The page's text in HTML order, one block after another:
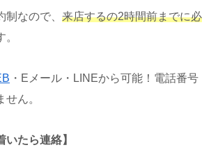
制なので、 来店するの2時間前までに必
・Eメール・LINEから可能！電話番号
ん。
いたら連絡】